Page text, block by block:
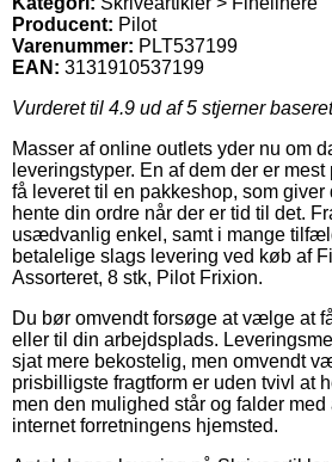
Producent: Pilot
Varenummer: PLT537199
EAN: 3131910537199
Vurderet til 4.9 ud af 5 stjerner
Masser af online outlets yder nu om
leveringstyper. En af dem der er
få leveret til en pakkeshop, som giver
hente din ordre når der er tid til det.
usædvanlig enkel, samt i mange
betalelige slags levering ved køb af
Assorteret, 8 stk, Pilot Frixion.
Du bør omvendt forsøge at vælge at
eller til din arbejdsplads.
sjat mere bekostelig, men omvendt
prisbilligste fragtform er uden tvivl at
men den mulighed står og falder
internet forretningens hjemsted.